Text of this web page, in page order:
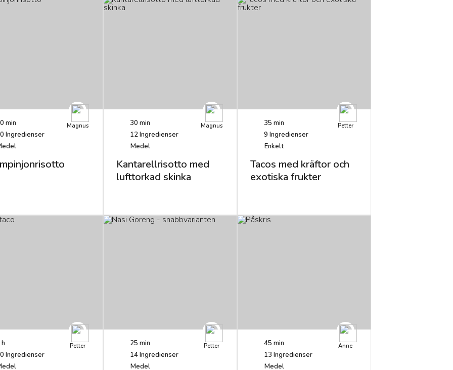
min
Ingredienser
Magnus
30 min
12Ingredienser
Medel
Kantarellrisotto med
lufttorkad skinka
Magnus
35 min
9 Ingredienser
Enkelt
Tacos med kräftor och
exotiska frukter
Petter
Ingredienser
Petter
25 min
14Ingredienser
Medel
Petter
45 min
13 Ingredienser
Medel
Anne